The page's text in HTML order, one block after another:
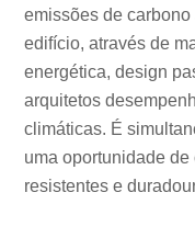
emissões de
edifício, através de
energética, design
arquitetos
climáticas. É
uma oportunidade
resistentes e